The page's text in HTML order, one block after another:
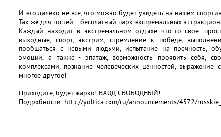
И это далеко не все, что можно будет увидеть на нашем
Так же для гостей – бесплатный парк экстремальных
Каждый находит в экстремальном отдыхе что-то свое:
выходные, спорт, экстрим, стремление к победе,
пообщаться с новыми людьми, испытание на прочность,
эмоции, а также - эпатаж, возможность проявить себя,
комплексами, познание человеческих ценностей,
многое другое!
Приходите, будет жарко! ВХОД СВОБОДНЫЙ!
Подробности: http://yoltica.com/ru/announcements/4372/